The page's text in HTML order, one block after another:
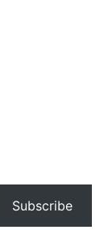
Subscribe